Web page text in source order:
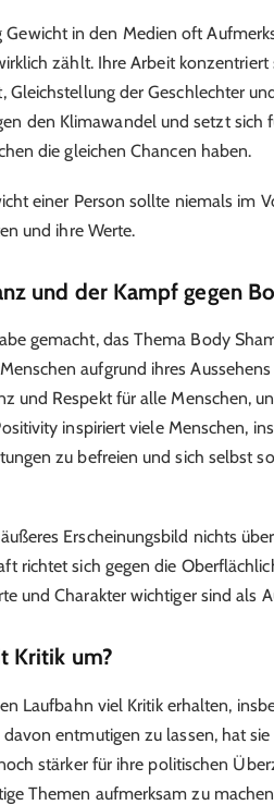
in den Medien oft
zählt. Ihre Arbeit konzentriert
Gleichstellung der Geschlechter
den Klimawandel und setzt sich
die gleichen Chancen haben.
einer Person sollte niemals im
und ihre Werte.
und der Kampf gegen
gemacht, das Thema Body
aufgrund ihres
und Respekt für alle Menschen,
inspiriert viele Menschen,
zu befreien und sich selbst
Erscheinungsbild nichts
richtet sich gegen die
und Charakter wichtiger sind als
Kritik um?
Laufbahn viel Kritik erhalten,
entmutigen zu lassen, hat sie
stärker für ihre politischen
Themen aufmerksam zu